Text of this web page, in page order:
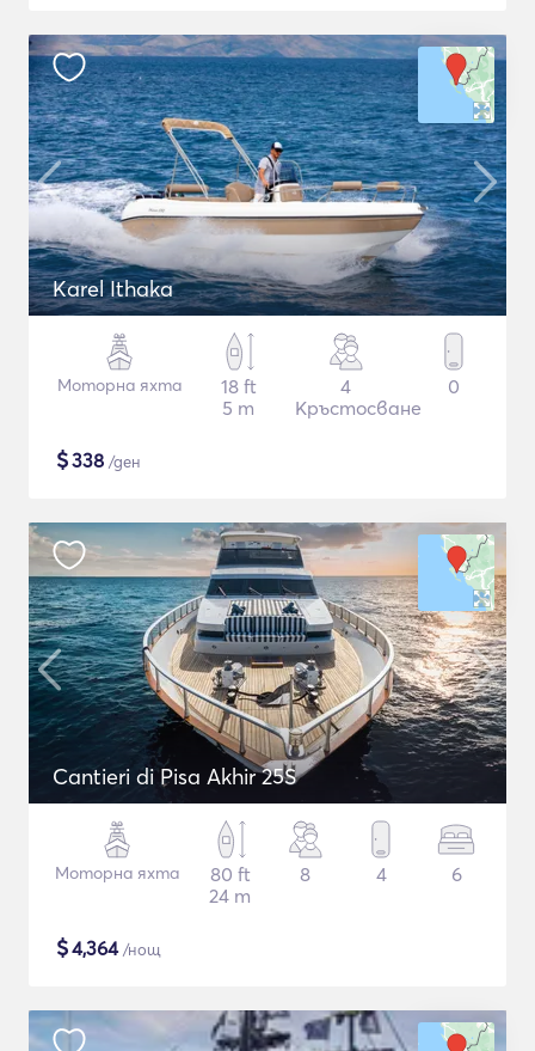
Karel Ithaka
Моторна яхта
18 ft
5 m
4
Кръстосване
0
$338 /ден
Cantieri di Pisa Akhir 25S
Моторна яхта
80 ft
24 m
8 4 6
$4,364/нощ